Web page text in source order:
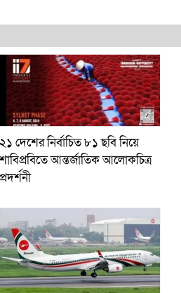
২১ দেশের নির্বাচিত ৮১ ছবি নিয়ে
শাবিপ্রবিতে আন্তর্জাতিক আলোকচিত্র
প্রদর্শনী